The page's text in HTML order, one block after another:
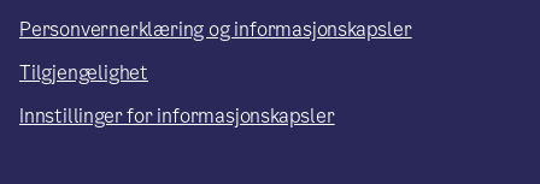
Personvernerklæring og informasjonskapsler
Tilgjengelighet
Innstillinger for informasjonskapsler